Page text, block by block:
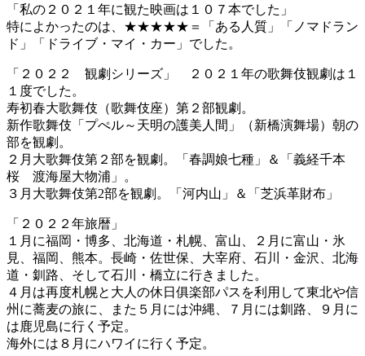
「私の２０２１年に観た映画は１０７本でした」
特によかったのは、★★★★★＝「ある人質」「ノマドラン
ド」「ドライブ・マイ・カー」でした。
「２０２２ 観劇シリーズ」 ２０２１年の歌舞伎観劇は１
１度でした。
寿初春大歌舞伎（歌舞伎座）第２部観劇。
新作歌舞伎「プぺル～天明の護美人間」（新橋演舞場）朝の
部を観劇。
２月大歌舞伎第２部を観劇。「春調娘七種」＆「義経千本
桜 渡海屋大物浦」。
３月大歌舞伎第2部を観劇。「河内山」＆「芝浜革財布」
「２０２２年旅暦」
１月に福岡・博多、北海道・札幌、富山、２月に富山・氷
見、福岡、熊本。長崎・佐世保、大宰府、石川・金沢、北海
道・釧路、そして石川・橋立に行きました。
４月は再度札幌と大人の休日俱楽部パスを利用して東北や信
州に蕎麦の旅に、また５月には沖縄、７月には釧路、９月に
は鹿児島に行く予定。
海外には８月にハワイに行く予定。